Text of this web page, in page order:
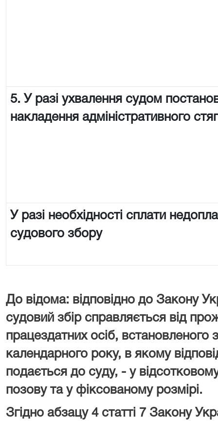
5. У разі ухвалення судом
накладення адміністративного
У разі необхідності сплати
судового збору
До відома: відповідно до Закону
судовий збір справляється від
працездатних осіб, встановленого
календарного року, в якому
подається до суду, - у
позову та у фіксованому розмірі.
Згідно абзацу 4 статті 7 Закону